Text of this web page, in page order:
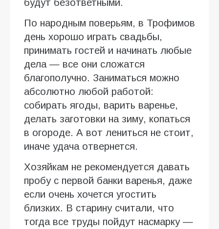
будут безответными.
По народным поверьям, в Трофимов
день хорошо играть свадьбы,
принимать гостей и начинать любые
дела — все они сложатся
благополучно. Заниматься можно
абсолютно любой работой:
собирать ягоды, варить варенье,
делать заготовки на зиму, копаться
в огороде. А вот лениться не стоит,
иначе удача отвернется.
Хозяйкам не рекомендуется давать
пробу с первой банки варенья, даже
если очень хочется угостить
близких. В старину считали, что
тогда все труды пойдут насмарку —